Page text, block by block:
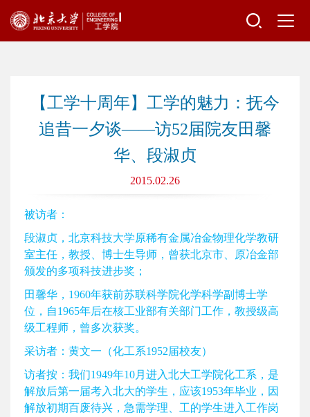
【工学十周年】工学的魅力：抚今
追昔一夕谈——访52届院友田馨
华、段淑贞
2015.02.26
被访者：
段淑贞，北京科技大学原稀有金属冶金物理化学教研
室主任，教授、博士生导师，曾获北京市、原冶金部
颁发的多项科技进步奖；
田馨华，1960年获前苏联科学院化学科学副博士学
位，自1965年后在核工业部有关部门工作，教授级高
级工程师，曾多次获奖。
采访者：黄文一（化工系1952届校友）
访者按：我们1949年10月进入北大工学院化工系，是
解放后第一届考入北大的学生，应该1953年毕业，因
解放初期百废待兴，急需学理、工的学生进入工作岗